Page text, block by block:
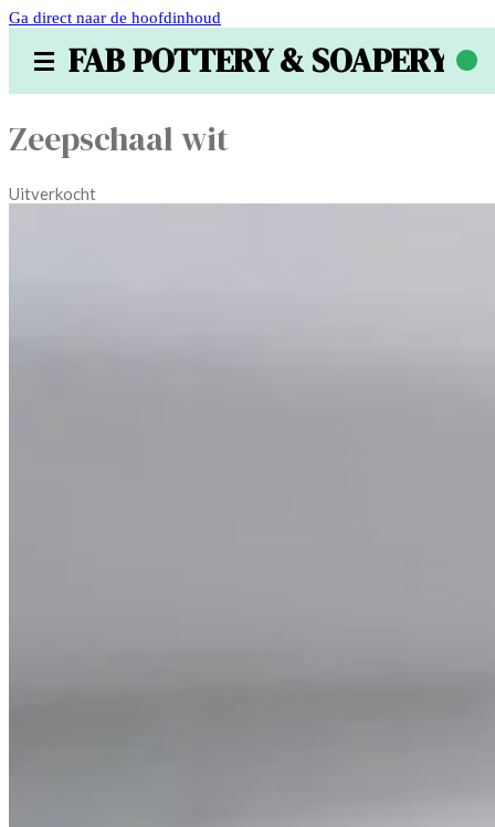
Ga direct naar de hoofdinhoud
FAB POTTERY & SOAPERY
Zeepschaal wit
Uitverkocht